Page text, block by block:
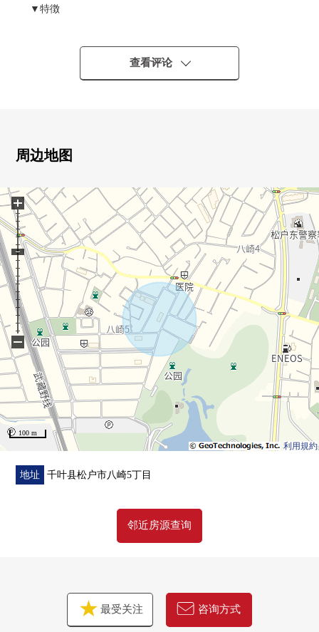
▼特徴
・土地面积：168.51平米(约50.97坪)
・建筑面积：103.71平米(约31.37坪)的4LDK
・有舒适的约17.8张塌塌米LDK
・停车位2台分(出自车型的)
▼周边环境
・业务超市8 ka崎店……步行7分钟(约510m)
・新鲜市场TOP中和仓商店……步行8分钟(约640m)
・松户市立八崎小学……步行9分钟(约690m)
・松户市立第3中学……步行15分钟(约1180m)
■ 在找想要的家方面给予帮助的━━━━━・・・
房源的详细、需讨论是如有意向，请跟我们联系。
查看评论
周边地图
利用規約
100 m
+
−
地址 千叶县松户市八崎5丁目
邻近房源查询
最受关注 咨询方式